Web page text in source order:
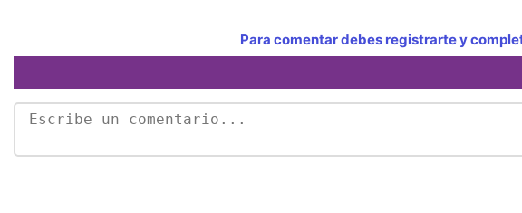
Para comentar debes registrarte y